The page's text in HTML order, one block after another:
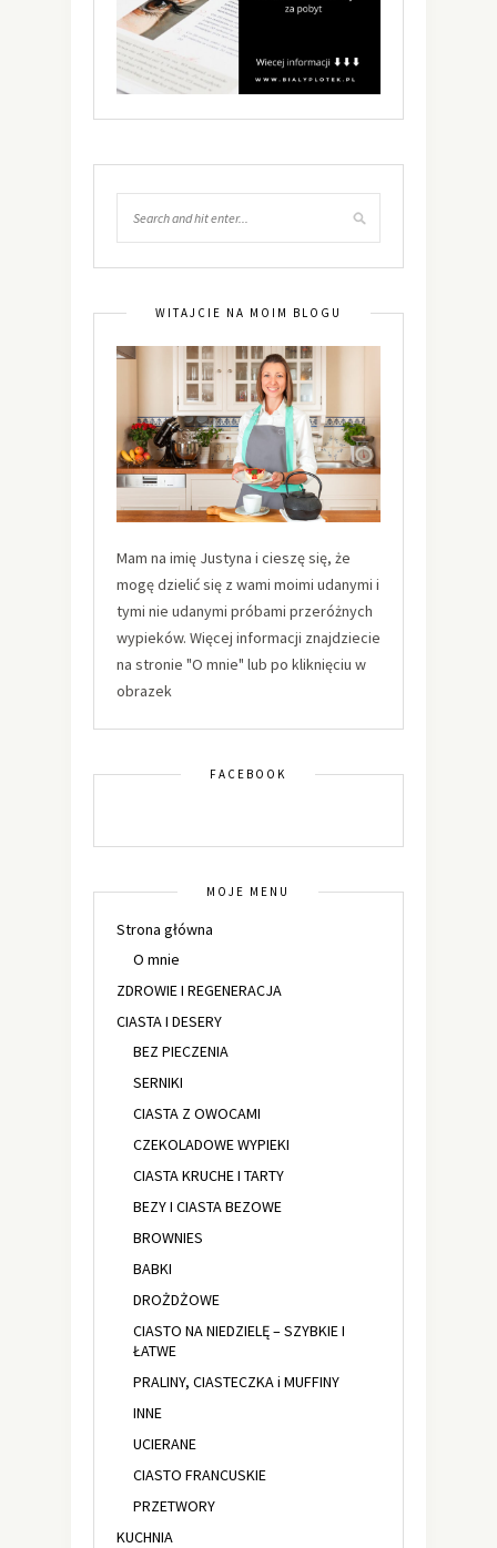
WITAJCIE NA MOIM BLOGU
Mam na imię Justyna i cieszę się, że
mogę dzielić się z wami moimi udanymi i
tymi nie udanymi próbami przeróżnych
wypieków. Więcej informacji znajdziecie
na stronie "O mnie" lub po kliknięciu w
obrazek
FACEBOOK
MOJE MENU
Strona główna
O mnie
ZDROWIE I REGENERACJA
CIASTA I DESERY
BEZ PIECZENIA
SERNIKI
CIASTA Z OWOCAMI
CZEKOLADOWE WYPIEKI
CIASTA KRUCHE I TARTY
BEZY I CIASTA BEZOWE
BROWNIES
BABKI
DROŻDŻOWE
CIASTO NA NIEDZIELĘ – SZYBKIE I
ŁATWE
PRALINY, CIASTECZKA i MUFFINY
INNE
UCIERANE
CIASTO FRANCUSKIE
PRZETWORY
KUCHNIA